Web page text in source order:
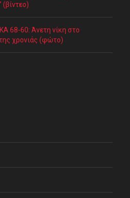
(βίντεο)
68-60: Άνετη νίκη στο
χρονιάς (φώτο)